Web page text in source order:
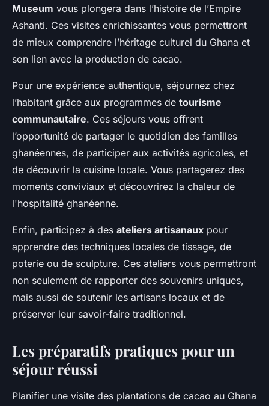
Museum vous plongera dans l’histoire de l’Empire
Ashanti. Ces visites enrichissantes vous permettront
de mieux comprendre l’héritage culturel du Ghana et
son lien avec la production de cacao.
Pour une expérience authentique, séjournez chez
l’habitant grâce aux programmes de tourisme
communautaire. Ces séjours vous offrent
l’opportunité de partager le quotidien des familles
ghanéennes, de participer aux activités agricoles, et
de découvrir la cuisine locale. Vous partagerez des
moments conviviaux et découvrirez la chaleur de
l'hospitalité ghanéenne.
Enfin, participez à des ateliers artisanaux pour
apprendre des techniques locales de tissage, de
poterie ou de sculpture. Ces ateliers vous permettront
non seulement de rapporter des souvenirs uniques,
mais aussi de soutenir les artisans locaux et de
préserver leur savoir-faire traditionnel.
Les préparatifs pratiques pour un
séjour réussi
Planifier une visite des plantations de cacao au Ghana